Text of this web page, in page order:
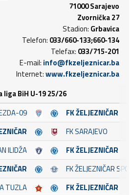
71000 Sarajevo
Zvornička 27
Stadion: Grbavica
Telefon: 033/660-133;660-134
Telefax: 033/715-201
E-mail: info@fkzeljeznicar.ba
Internet:www.fkzeljeznicar.ba
BiH U-19 25/26
09
FK ŽELJEZNIČAR
FK SARAJEVO
ILIDŽA
FK ŽELJEZNIČAR
FK ŽELJEZNIČAR
TUZLA
FK ŽELJEZNIČAR